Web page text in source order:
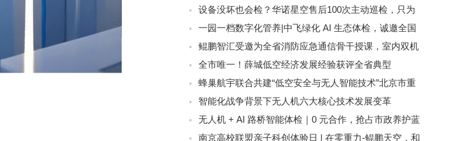
设备没坏也会检？华诺星空售后100次主动巡检，只为
消除1%的隐患
一园一档数字化管养|中飞绿化 AI 生态体检，诚邀全国
伙伴携手共赢
鲲鹏智汇受邀为全省消防应急通信骨干授课，室内双机
型无人机现场实操演示
全市唯一！薛城低空经济发展经验获评全省典型
蜂巢航宇联合共建“低空安全与无人智能技术”北京市重
点实验室，双平台驱动低空技术突破
智能化战争背景下无人机六大核心技术发展变革
无人机 + AI 路桥智能体检｜0 元合作，抢占市政养护蓝
海 南京高校联盟亲子科创体验日 | 在零重力-鲲鹏天空，和